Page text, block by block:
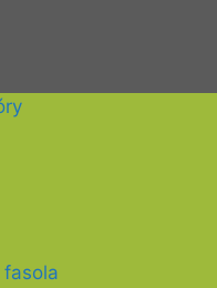
fasola